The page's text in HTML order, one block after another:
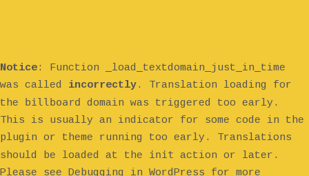
Notice: Function _load_textdomain_just_in_time
was called incorrectly. Translation loading for
the billboard domain was triggered too early.
This is usually an indicator for some code in the
plugin or theme running too early. Translations
should be loaded at the init action or later.
Please see Debugging in WordPress for more